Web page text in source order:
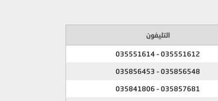
التليفون
035551612 – 035551614
035856548 – 035856453
035857681 – 035841806